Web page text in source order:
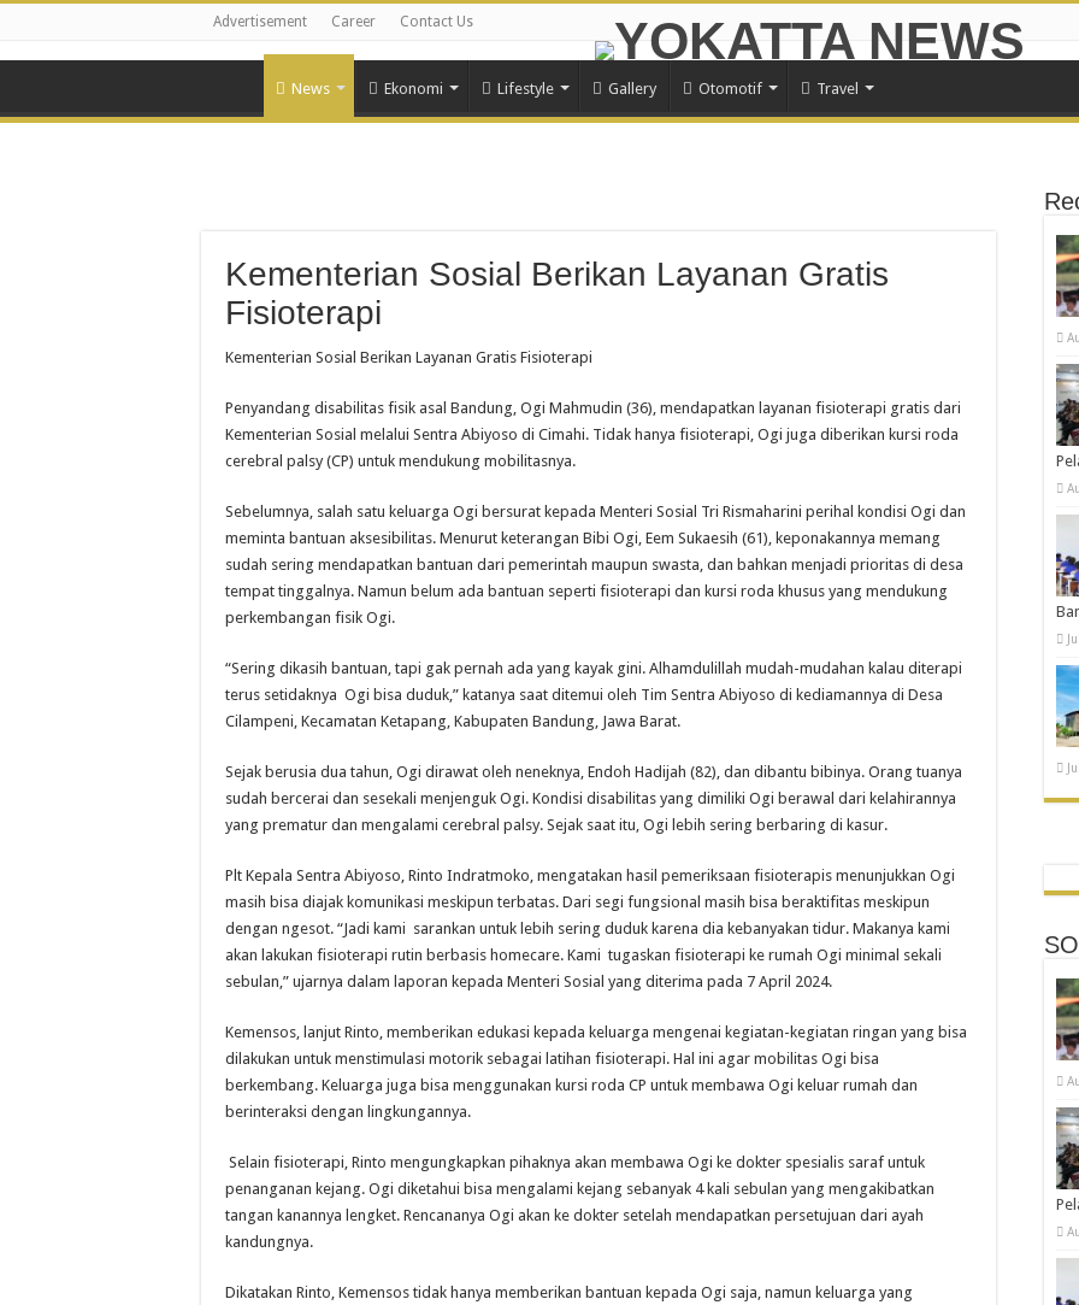
Advertisement Career Contact Us
News Ekonomi Lifestyle Gallery Otomotif Travel
Kementerian Sosial Berikan Layanan Gratis
Fisioterapi
Kementerian Sosial Berikan Layanan Gratis Fisioterapi
Penyandang disabilitas fisik asal Bandung, Ogi Mahmudin (36), mendapatkan layanan fisioterapi gratis dari
Kementerian Sosial melalui Sentra Abiyoso di Cimahi. Tidak hanya fisioterapi, Ogi juga diberikan kursi roda
cerebral palsy (CP) untuk mendukung mobilitasnya.
Sebelumnya, salah satu keluarga Ogi bersurat kepada Menteri Sosial Tri Rismaharini perihal kondisi Ogi dan
meminta bantuan aksesibilitas. Menurut keterangan Bibi Ogi, Eem Sukaesih (61), keponakannya memang
sudah sering mendapatkan bantuan dari pemerintah maupun swasta, dan bahkan menjadi prioritas di desa
tempat tinggalnya. Namun belum ada bantuan seperti fisioterapi dan kursi roda khusus yang mendukung
perkembangan fisik Ogi.
“Sering dikasih bantuan, tapi gak pernah ada yang kayak gini. Alhamdulillah mudah-mudahan kalau diterapi
terus setidaknya Ogi bisa duduk,” katanya saat ditemui oleh Tim Sentra Abiyoso di kediamannya di Desa
Cilampeni, Kecamatan Ketapang, Kabupaten Bandung, Jawa Barat.
Sejak berusia dua tahun, Ogi dirawat oleh neneknya, Endoh Hadijah (82), dan dibantu bibinya. Orang tuanya
sudah bercerai dan sesekali menjenguk Ogi. Kondisi disabilitas yang dimiliki Ogi berawal dari kelahirannya
yang prematur dan mengalami cerebral palsy. Sejak saat itu, Ogi lebih sering berbaring di kasur.
Plt Kepala Sentra Abiyoso, Rinto Indratmoko, mengatakan hasil pemeriksaan fisioterapis menunjukkan Ogi
masih bisa diajak komunikasi meskipun terbatas. Dari segi fungsional masih bisa beraktifitas meskipun
dengan ngesot. “Jadi kami sarankan untuk lebih sering duduk karena dia kebanyakan tidur. Makanya kami
akan lakukan fisioterapi rutin berbasis homecare. Kami tugaskan fisioterapi ke rumah Ogi minimal sekali
sebulan,” ujarnya dalam laporan kepada Menteri Sosial yang diterima pada 7 April 2024.
Kemensos, lanjut Rinto, memberikan edukasi kepada keluarga mengenai kegiatan-kegiatan ringan yang bisa
dilakukan untuk menstimulasi motorik sebagai latihan fisioterapi. Hal ini agar mobilitas Ogi bisa
berkembang. Keluarga juga bisa menggunakan kursi roda CP untuk membawa Ogi keluar rumah dan
berinteraksi dengan lingkungannya.
Selain fisioterapi, Rinto mengungkapkan pihaknya akan membawa Ogi ke dokter spesialis saraf untuk
penanganan kejang. Ogi diketahui bisa mengalami kejang sebanyak 4 kali sebulan yang mengakibatkan
tangan kanannya lengket. Rencananya Ogi akan ke dokter setelah mendapatkan persetujuan dari ayah
kandungnya.
Dikatakan Rinto, Kemensos tidak hanya memberikan bantuan kepada Ogi saja, namun keluarga yang